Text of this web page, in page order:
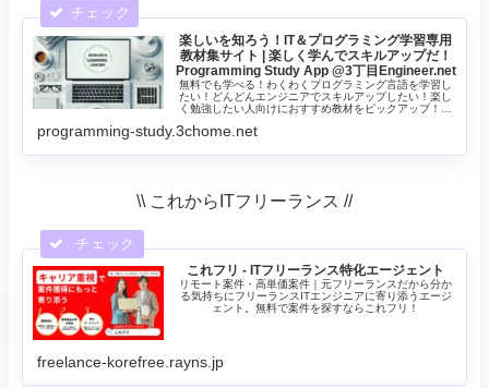
楽しいを知ろう！IT＆プログラミング学習専用
教材集サイト | 楽しく学んでスキルアップだ！
Programming Study App @3丁目Engineer.net
無料でも学べる！わくわくプログラミング言語を学習し
たい！どんどんエンジニアでスキルアップしたい！楽し
く勉強したい人向けにおすすめ教材をピックアップ！役
HTML&CSS・WEBアプリ・ノーコード・設計手法など |
programming-study.3chome.net
\\ これからITフリーランス //
これフリ - ITフリーランス特化エージェント
リモート案件・高単価案件｜元フリーランスだから分か
る気持ちにフリーランスITエンジニアに寄り添うエージ
ェント。無料で案件を探すならこれフリ！
freelance-korefree.rayns.jp